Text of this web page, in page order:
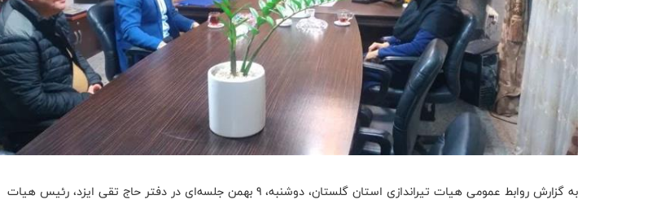
به گزارش روابط عمومی هیات تیراندازی استان گلستان، دوشنبه، 9 بهمن جلسه‌ای در دفتر حاج تقی ایزد، رئیس هیات